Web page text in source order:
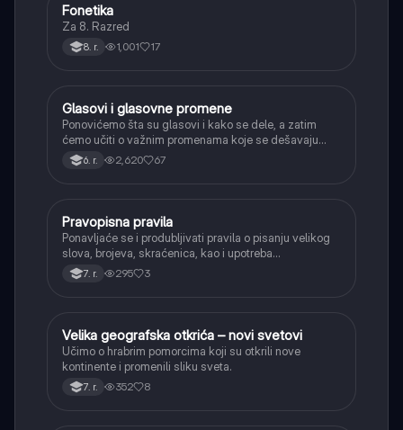
Srpski jezik
Fonetika
Za 8. Razred
8. r. 1,001 17
Srpski jezik
Glasovi i glasovne promene
Ponovićemo šta su glasovi i kako se dele, a zatim
ćemo učiti o važnim promenama koje se dešavaju
kada se glasovi nađu jedan pored drugog u rečima
(npr. jednačenje suglasnika po zvučnosti i mestu
6. r. 2,620 67
Srpski jezik
Pravopisna pravila
Ponavljaće se i produbljivati pravila o pisanju velikog
slova, brojeva, skraćenica, kao i upotreba
interpunkcije, sa posebnim fokusom na zarez u
složenoj rečenici.
7. r. 295 3
Istorija
Velika geografska otkrića – novi svetovi
Učimo o hrabrim pomorcima koji su otkrili nove
kontinente i promenili sliku sveta.
7. r. 352 8